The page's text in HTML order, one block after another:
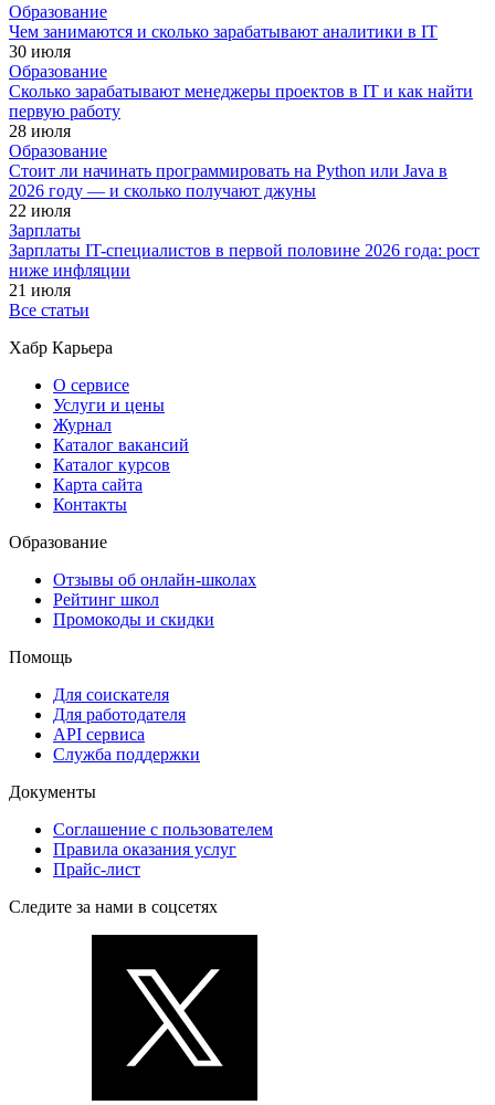
Образование
Чем занимаются и сколько зарабатывают аналитики в IT
30 июля
Образование
Сколько зарабатывают менеджеры проектов в IT и как найти
первую работу
28 июля
Образование
Стоит ли начинать программировать на Python или Java в
2026 году — и сколько получают джуны
22 июля
Зарплаты
Зарплаты IT-специалистов в первой половине 2026 года: рост
ниже инфляции
21 июля
Все статьи
Хабр Карьера
О сервисе
Услуги и цены
Журнал
Каталог вакансий
Каталог курсов
Карта сайта
Контакты
Образование
Отзывы об онлайн-школах
Рейтинг школ
Промокоды и скидки
Помощь
Для соискателя
Для работодателя
API сервиса
Служба поддержки
Документы
Соглашение с пользователем
Правила оказания услуг
Прайс-лист
Следите за нами в соцсетях